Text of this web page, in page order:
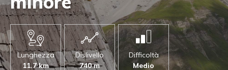
Lunghezza
11.7 km
Dislivello
740 m
Difficoltà
Medio